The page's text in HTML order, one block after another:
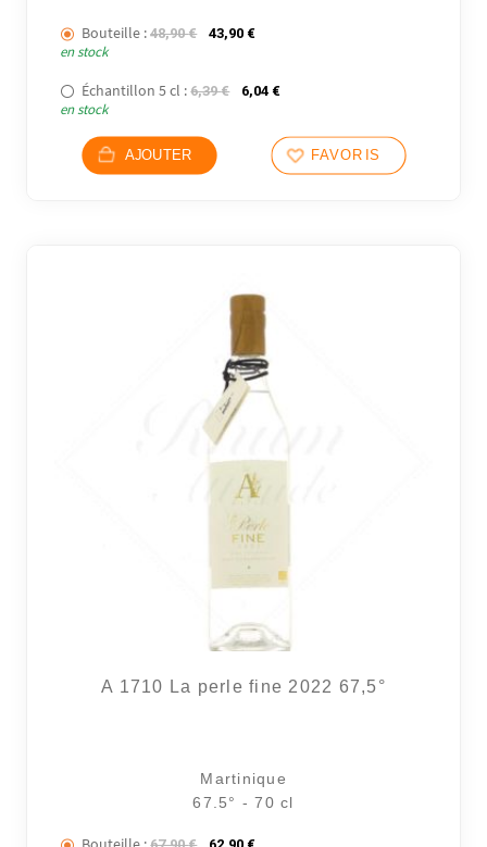
Bouteille : 48,90€ Le prix initial était : 48,90 €.
43,90 €Le prix actuel est : 43,90 €.
en stock
Échantillon 5 cl : 6,39€ Le prix initial était : 6,39 €.
6,04 €Le prix actuel est : 6,04 €.
en stock
AJOUTER FAVORIS
A 1710 La perle fine 2022 67,5°
Martinique
67.5° - 70 cl
Le prix initial était : 67,90 €.
Le prix actuel est : 62,90 €.